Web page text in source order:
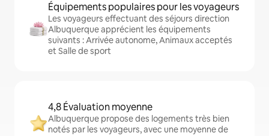
Équipements populaires pour les voyageurs
Les voyageurs effectuant des séjours direction
Albuquerque apprécient les équipements
suivants : Arrivée autonome, Animaux acceptés
et Salle de sport
4,8 Évaluation moyenne
Albuquerque propose des logements très bien
notés par les voyageurs, avec une moyenne de